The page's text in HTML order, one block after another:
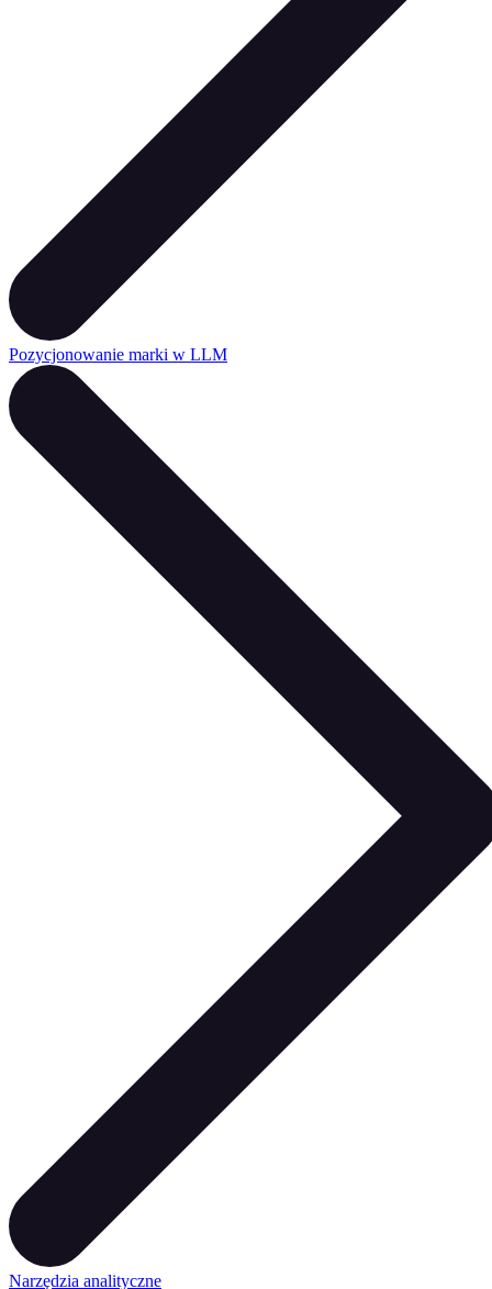
Pozycjonowanie marki w LLM
Narzędzia analityczne